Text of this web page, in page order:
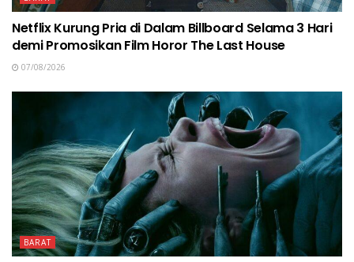
Netflix Kurung Pria di Dalam Billboard Selama 3 Hari
demi Promosikan Film Horor The Last House
07/08/2026
BARAT